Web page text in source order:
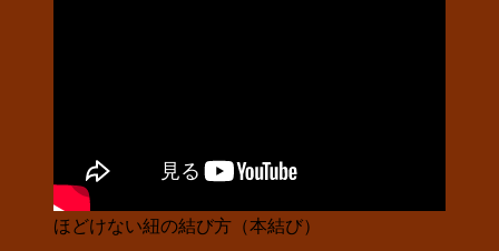
ほどけない紐の結び方（本結び）